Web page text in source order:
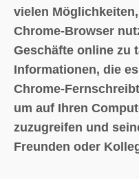
vielen
Chrome-Browser
Geschäfte online zu
Informationen, die
Chrome-
um auf Ihren
zuzugreifen und
Freunden oder